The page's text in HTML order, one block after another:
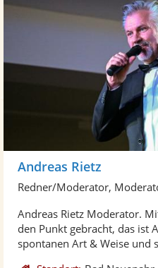
Andreas Rietz
Redner/Moderator,
Andreas Rietz Moderator.
den Punkt gebracht, das ist
spontanen Art & Weise und